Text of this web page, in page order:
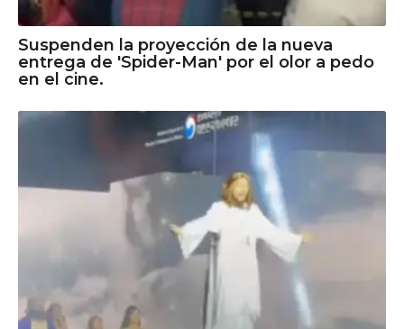
Suspenden la proyección de la nueva
entrega de 'Spider-Man' por el olor a pedo
en el cine.